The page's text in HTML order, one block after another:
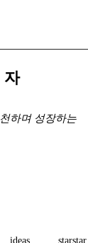
자
하며 성장하는
ideas starstar